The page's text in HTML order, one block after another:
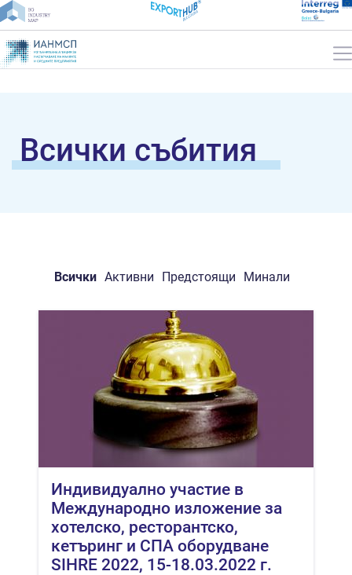
Всички събития
Всички Активни Предстоящи Минали
Индивидуално участие в
Международно изложение за
хотелско, ресторантско,
кетъринг и СПА оборудване
SIHRE 2022, 15-18.03.2022 г.